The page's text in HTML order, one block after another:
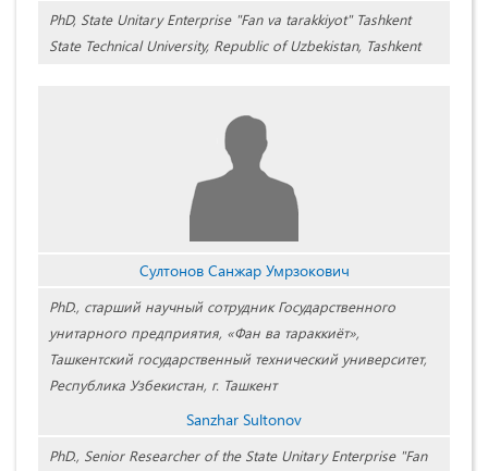
PhD, State Unitary Enterprise "Fan va tarakkiyot" Tashkent
State Technical University, Republic of Uzbekistan, Tashkent
Султонов Санжар Умрзокович
PhD., старший научный сотрудник Государственного
унитарного предприятия, «Фан ва тараккиёт»,
Ташкентский государственный технический университет,
Республика Узбекистан, г. Ташкент
Sanzhar Sultonov
PhD., Senior Researcher of the State Unitary Enterprise "Fan